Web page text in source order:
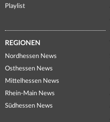
Playlist
REGIONEN
Nordhessen News
Osthessen News
Mittelhessen News
Rhein-Main News
Südhessen News